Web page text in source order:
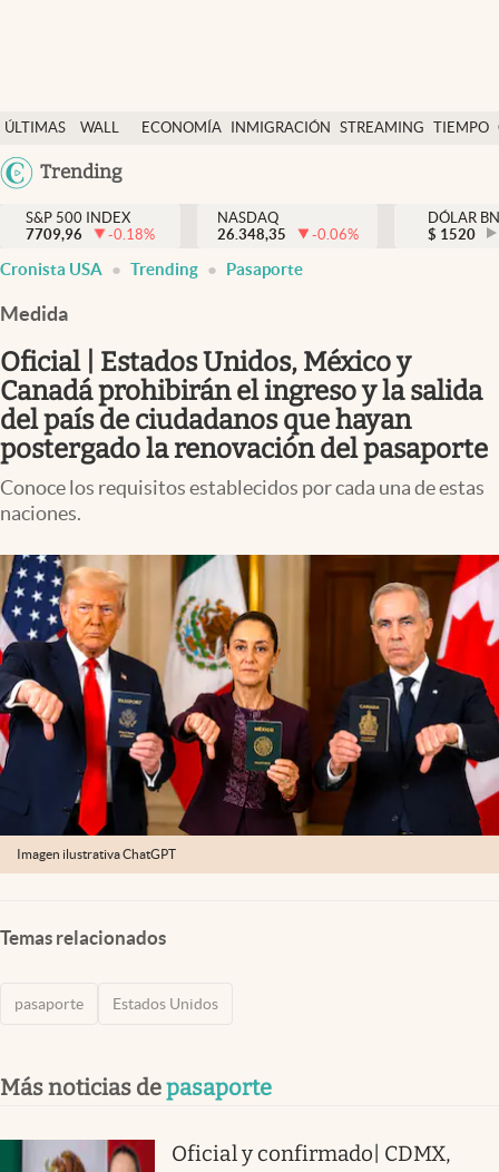
ÚLTIMAS
NOTICIAS
WALL
DÓLAR
ECONOMÍA INMIGRACIÓN STREAMING TIEMPO
México
Trending
Finanzas y economía
Wall Street y dólar
Inmigración
Espiritual
Streaming
PC y mobile
Lifestyle
USA
S&P 500 INDEX
7709,96
-0.18%
NASDAQ
26.348,35
-0.06%
DÓLAR
$ 1520
Cronista USA Trending Pasaporte
Medida
Oficial | Estados Unidos, México y
Canadá prohibirán el ingreso y la salida
del país de ciudadanos que hayan
postergado la renovación del pasaporte
Conoce los requisitos establecidos por cada una de estas
naciones.
Imagen ilustrativa ChatGPT
Temas relacionados
pasaporte Estados Unidos
Más noticias depasaporte
Oficial y confirmado| CDMX,